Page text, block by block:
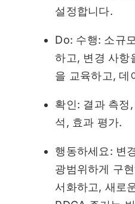
설정합니다.
Do: 수행: 소규
하고, 변경 사항
을 교육하고, 데
확인: 결과 측정
석, 효과 평가.
행동하세요: 변
광범위하게 구
서화하고, 새로